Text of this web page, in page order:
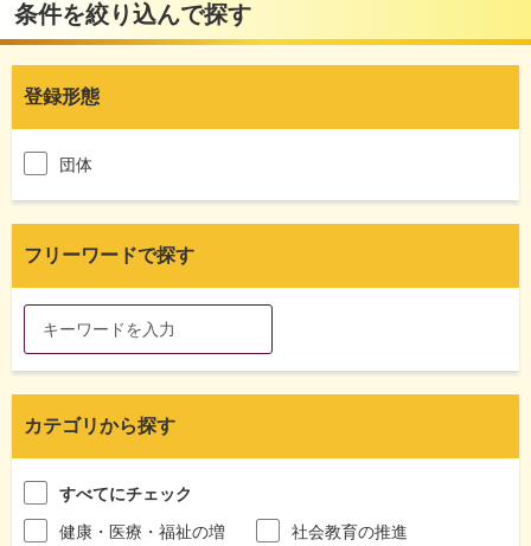
条件を絞り込んで探す
登録形態
団体
フリーワードで探す
カテゴリから探す
すべてにチェック
健康・医療・福祉の増
社会教育の推進